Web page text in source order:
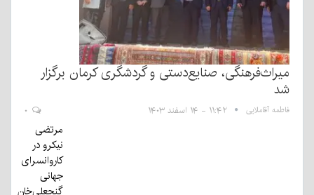
میراث‌فرهنگی، صنایع‌دستی و گردشگری کرمان برگزار
شد
فاطمه آقاملایی ۱۱:۴۲ - ۱۴ اسفند ۱۴۰۳
مرتضی
نیکرو در
کاروانسرای
جهانی
گنجعلی‌خان